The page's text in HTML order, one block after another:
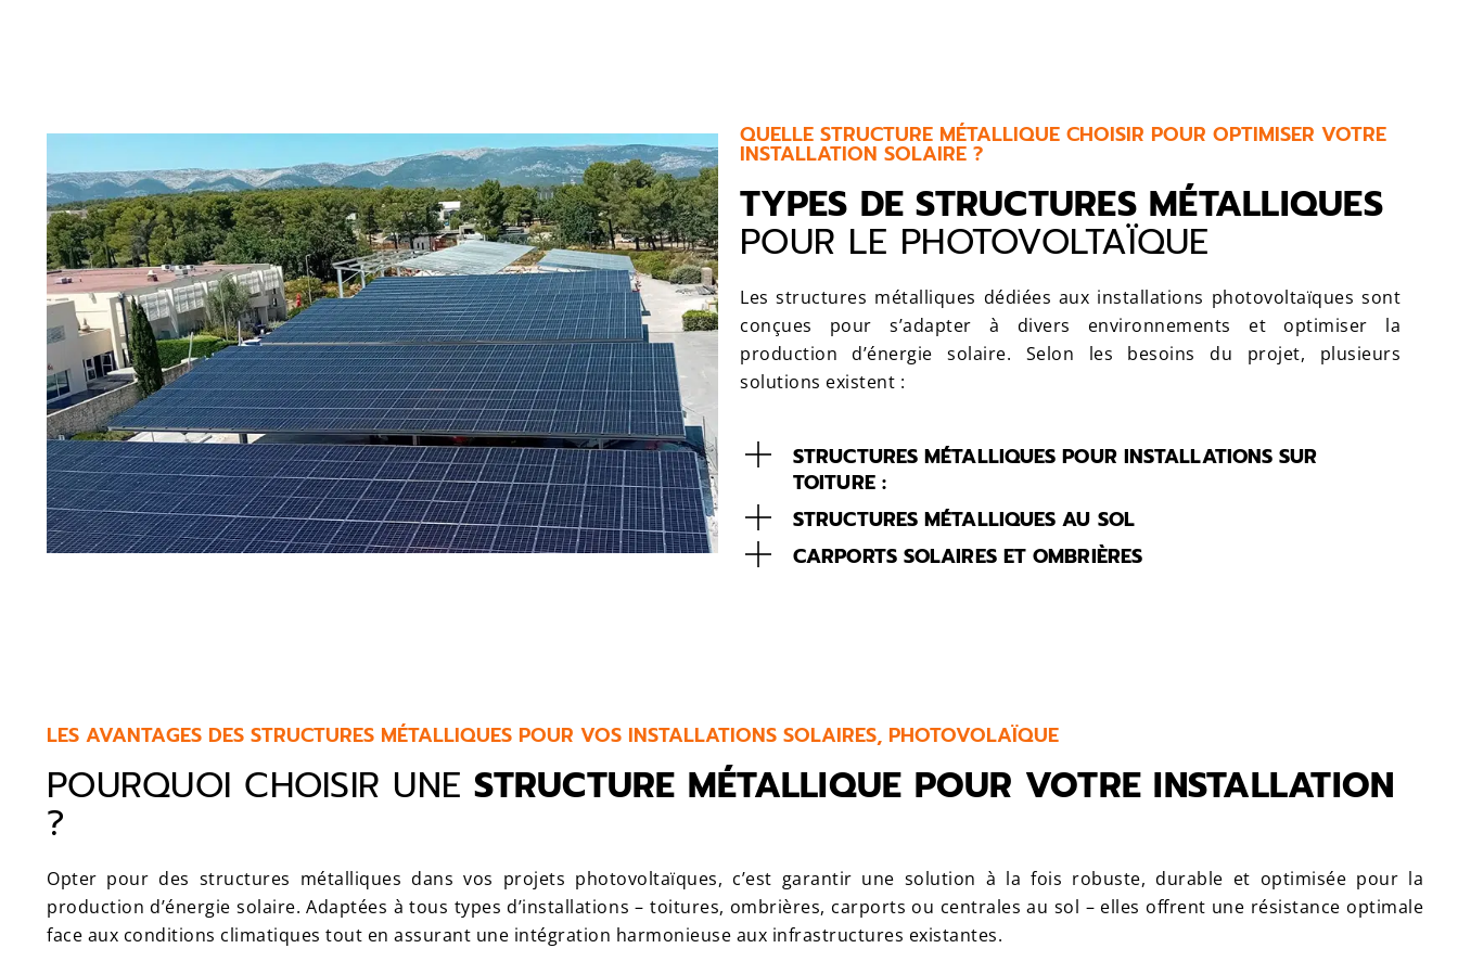
QUELLE STRUCTURE MÉTALLIQUE CHOISIR POUR OPTIMISER VOTRE
INSTALLATION SOLAIRE ?
TYPES DE STRUCTURES MÉTALLIQUES
POUR LE PHOTOVOLTAÏQUE
Les structures métalliques dédiées aux installations photovoltaïques sont
conçues pour s’adapter à divers environnements et optimiser la
production d’énergie solaire. Selon les besoins du projet, plusieurs
solutions existent :
STRUCTURES MÉTALLIQUES POUR INSTALLATIONS SUR
TOITURE :
STRUCTURES MÉTALLIQUES AU SOL
CARPORTS SOLAIRES ET OMBRIÈRES
LES AVANTAGES DES STRUCTURES MÉTALLIQUES POUR VOS INSTALLATIONS SOLAIRES, PHOTOVOLAÏQUE
POURQUOI CHOISIR UNESTRUCTURE MÉTALLIQUE POUR VOTRE INSTALLATION
?
Opter pour des structures métalliques dans vos projets photovoltaïques, c’est garantir une solution à la fois robuste, durable et optimisée pour la
production d’énergie solaire. Adaptées à tous types d’installations – toitures, ombrières, carports ou centrales au sol – elles offrent une résistance optimale
face aux conditions climatiques tout en assurant une intégration harmonieuse aux infrastructures existantes.